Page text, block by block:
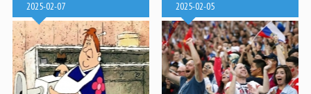
2025-02-07 2025-02-05